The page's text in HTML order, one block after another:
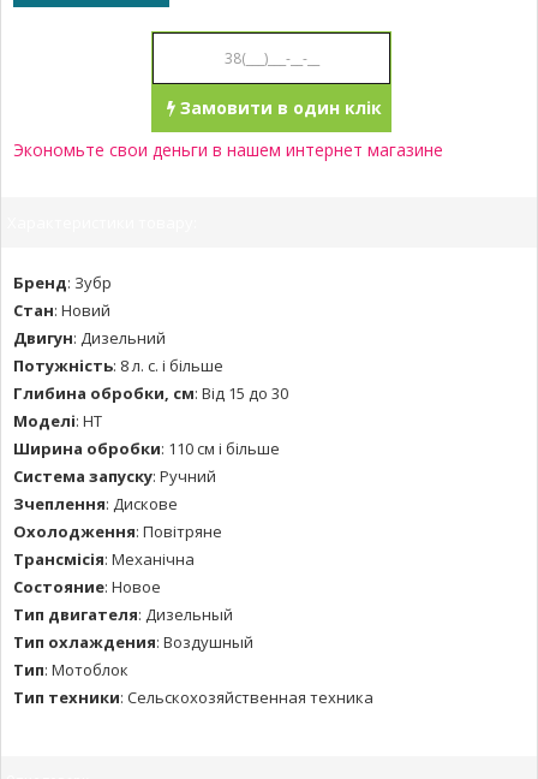
Замовити в один клік
Экономьте свои деньги в нашем интернет магазине
Бренд: Зубр
Стан: Новий
Двигун: Дизельний
Потужність: 8 л. с. і більше
Глибина обробки, см: Від 15 до 30
Моделі: HT
Ширина обробки: 110 см і більше
Система запуску: Ручний
Зчеплення: Дискове
Охолодження: Повітряне
Трансмісія: Механічна
Состояние: Новое
Тип двигателя: Дизельный
Тип охлаждения: Воздушный
Тип: Мотоблок
Тип техники: Сельскохозяйственная техника